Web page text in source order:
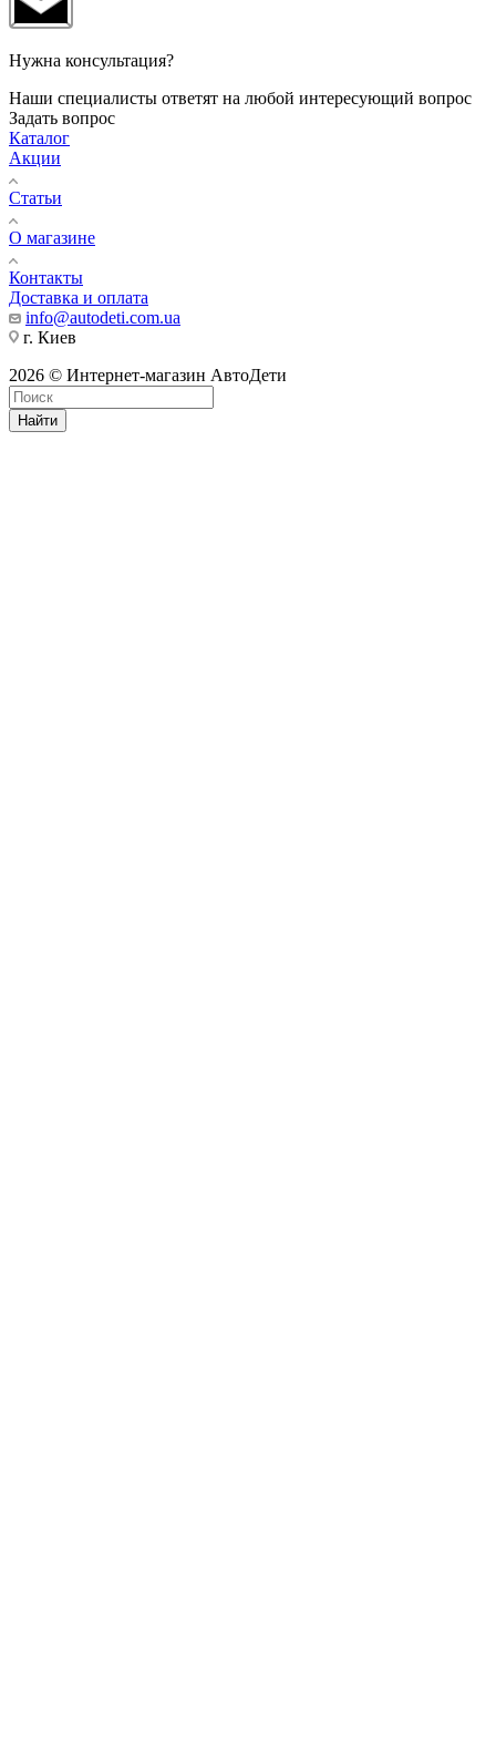
Нужна консультация?
Наши специалисты ответят на любой интересующий вопрос
Задать вопрос
Каталог
Акции
Статьи
О магазине
Контакты
Доставка и оплата
info@autodeti.com.ua
г. Киев
2026 © Интернет-магазин АвтоДети
Найти